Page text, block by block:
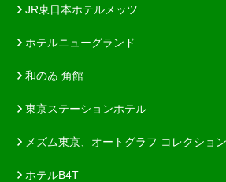
JR東日本ホテルメッツ
ホテルニューグランド
和のゐ 角館
東京ステーションホテル
メズム東京、オートグラフ コレクション
ホテルB4T